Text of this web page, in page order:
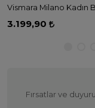
3.199,90
Fırsatlar ve